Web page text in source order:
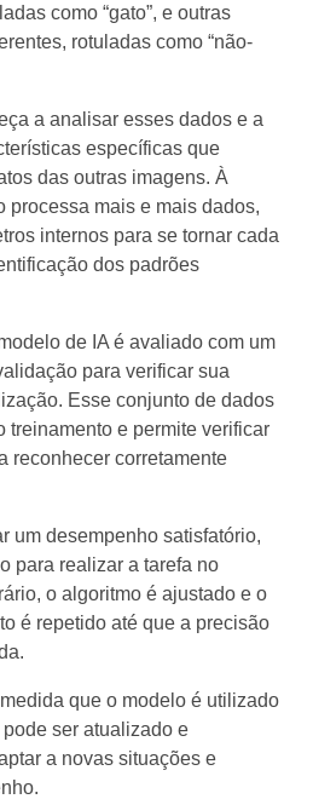
como “gato”, e outras
rotuladas como “não-
a analisar esses dados e a
específicas que
das outras imagens. À
processa mais e mais dados,
internos para se tornar cada
dos padrões
de IA é avaliado com um
para verificar sua
Esse conjunto de dados
treinamento e permite verificar
reconhecer corretamente
um desempenho satisfatório,
para realizar a tarefa no
o algoritmo é ajustado e o
é repetido até que a precisão
que o modelo é utilizado
ser atualizado e
a novas situações e